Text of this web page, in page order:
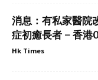
消息：有私家醫院
症初癒長者 – 香港
Hk Times